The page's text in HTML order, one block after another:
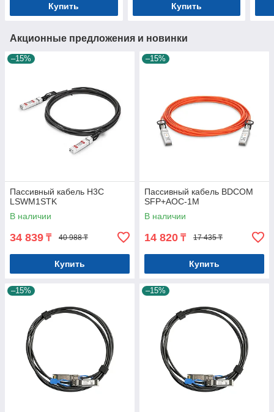
Купить Купить
Акционные предложения и новинки
–15%
Пассивный кабель H3C
LSWM1STK
В наличии
34 839 ₸ 40 988 ₸
Купить
–15%
Пассивный кабель BDCOM
SFP+AOC-1M
В наличии
14 820 ₸ 17 435 ₸
Купить
–15% –15%